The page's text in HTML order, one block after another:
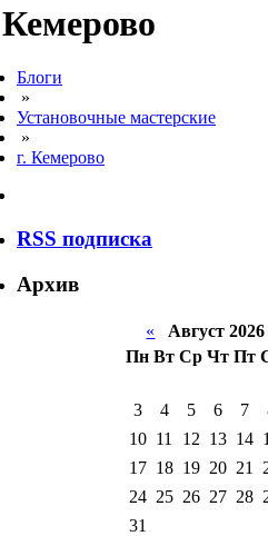
Кемерово
Блоги
»
Установочные мастерские
»
г. Кемерово
RSS подписка
Архив
«
Август 2026
Пн Вт Ср Чт Пт
3
4 5 6 7
10 11 12 13 14
17 18 19 20 21
24 25 26 27 28
31